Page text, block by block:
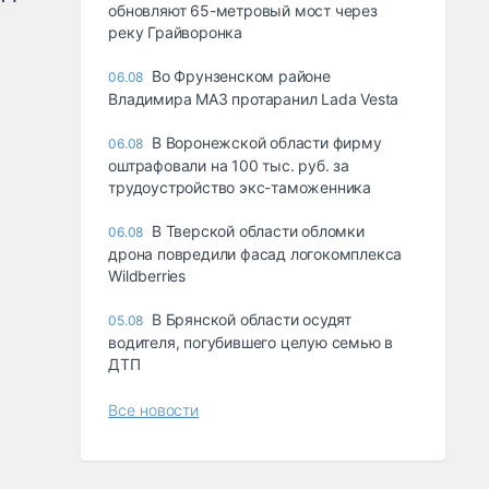
обновляют 65-метровый мост через
реку Грайворонка
06.08 Во Фрунзенском районе
Владимира МАЗ протаранил Lada Vesta
06.08 В Воронежской области фирму
оштрафовали на 100 тыс. руб. за
трудоустройство экс-таможенника
06.08 В Тверской области обломки
дрона повредили фасад логокомплекса
Wildberries
05.08 В Брянской области осудят
водителя, погубившего целую семью в
ДТП
Все новости